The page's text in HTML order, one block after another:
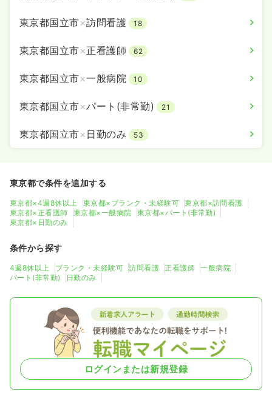
東京都国立市×訪問看護 18
東京都国立市×正看護師 62
東京都国立市×一般病院 10
東京都国立市×パート(非常勤) 21
東京都国立市× 日勤のみ 53
東京都で条件を追加する
東京都×4週8休以上 東京都×ブランク・未経験可
東京都×訪問看護
東京都×正看護師
東京都×一般病院
東京都×パート(非常勤)
東京都×日勤のみ
条件から探す
4週8休以上 ブランク・未経験可 訪問看護 正看護師
一般病院
パート(非常勤)
日勤のみ
ログインまたは新規登録